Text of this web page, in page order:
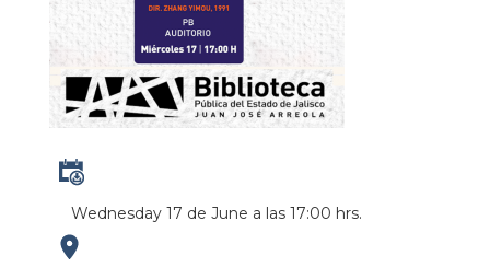
Wednesday 17 de June a las 17:00 hrs.